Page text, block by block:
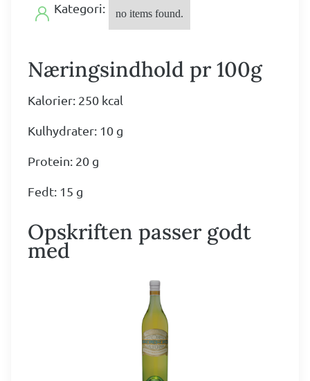
Kategori: no items found.
Næringsindhold pr 100g
Kalorier: 250 kcal
Kulhydrater: 10 g
Protein: 20 g
Fedt: 15 g
Opskriften passer godt
med